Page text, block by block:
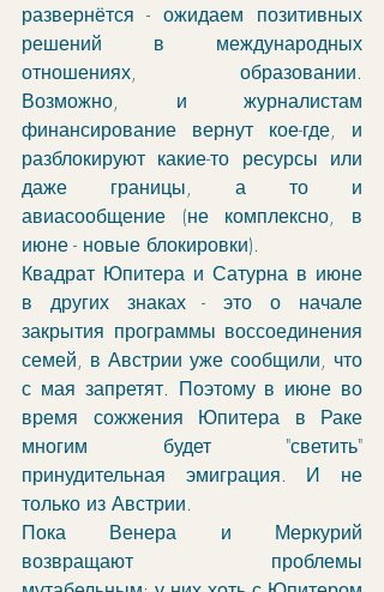
развернётся - ожидаем позитивных
решений в международных
отношениях, образовании.
Возможно, и журналистам
финансирование вернут кое-где, и
разблокируют какие-то ресурсы или
даже границы, а то и
авиасообщение (не комплексно, в
июне - новые блокировки).
Квадрат Юпитера и Сатурна в июне
в других знаках - это о начале
закрытия программы воссоединения
семей, в Австрии уже сообщили, что
с мая запретят. Поэтому в июне во
время сожжения Юпитера в Раке
многим будет "светить"
принудительная эмиграция. И не
только из Австрии.
Пока Венера и Меркурий
возвращают проблемы